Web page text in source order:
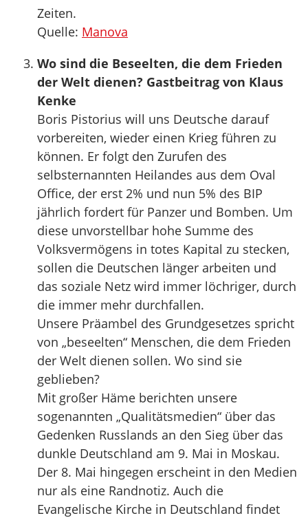
Zeiten.
Quelle: Manova
Wo sind die Beseelten, die dem Frieden
der Welt dienen? Gastbeitrag von Klaus
Kenke
Boris Pistorius will uns Deutsche darauf
vorbereiten, wieder einen Krieg führen zu
können. Er folgt den Zurufen des
selbsternannten Heilandes aus dem Oval
Office, der erst 2% und nun 5% des BIP
jährlich fordert für Panzer und Bomben. Um
diese unvorstellbar hohe Summe des
Volksvermögens in totes Kapital zu stecken,
sollen die Deutschen länger arbeiten und
das soziale Netz wird immer löchriger, durch
die immer mehr durchfallen.
Unsere Präambel des Grundgesetzes spricht
von „beseelten“ Menschen, die dem Frieden
der Welt dienen sollen. Wo sind sie
geblieben?
Mit großer Häme berichten unsere
sogenannten „Qualitätsmedien“ über das
Gedenken Russlands an den Sieg über das
dunkle Deutschland am 9. Mai in Moskau.
Der 8. Mai hingegen erscheint in den Medien
nur als eine Randnotiz. Auch die
Evangelische Kirche in Deutschland findet